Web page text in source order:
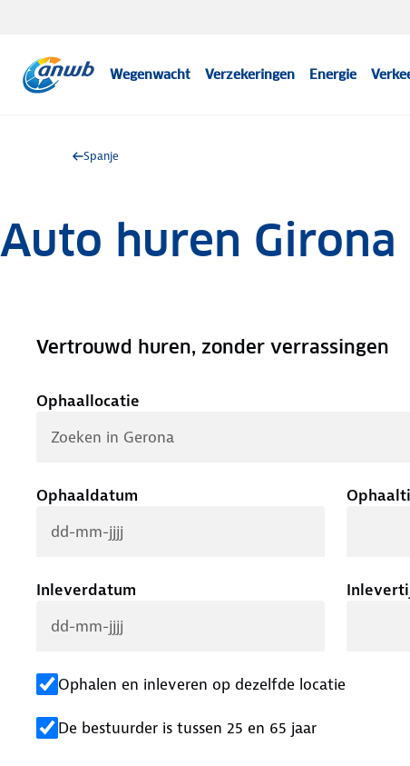
Wegenwacht Verzekeringen Energie
Spanje
Auto huren Girona
Vertrouwd huren, zonder verrassingen
Ophaallocatie
Ophaaldatum
Inleverdatum
Ophalen en inleveren op dezelfde locatie
De bestuurder is tussen 25 en 65 jaar